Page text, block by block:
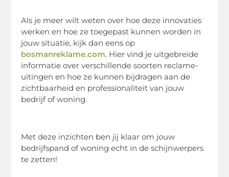
Als je meer wilt weten over hoe deze innovaties
werken en hoe ze toegepast kunnen worden in
jouw situatie, kijk dan eens op
bosmanreklame.com. Hier vind je uitgebreide
informatie over verschillende soorten reclame-
uitingen en hoe ze kunnen bijdragen aan de
zichtbaarheid en professionaliteit van jouw
bedrijf of woning.
Met deze inzichten ben jij klaar om jouw
bedrijfspand of woning echt in de schijnwerpers
te zetten!